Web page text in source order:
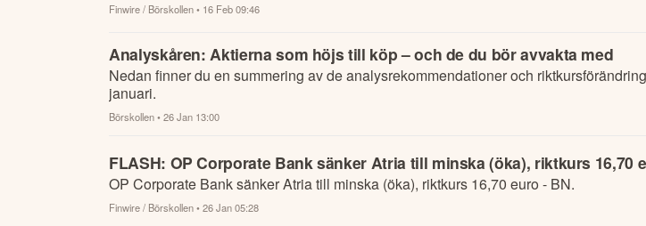
Finwire / Börskollen• 16 Feb 09:46
Analyskåren: Aktierna som höjs till köp – och de du bör avvakta med
Nedan finner du en summering av de analysrekommendationer och
januari.
Börskollen• 26 Jan 13:00
FLASH: OP Corporate Bank sänker Atria till minska (öka), riktkurs 16,70
OP Corporate Bank sänker Atria till minska (öka), riktkurs 16,70 euro - BN.
Finwire / Börskollen• 26 Jan 05:28